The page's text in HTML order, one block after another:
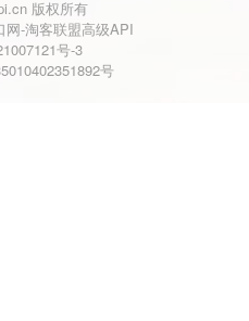
版权所有
网-淘客联盟高级API
号-3
号